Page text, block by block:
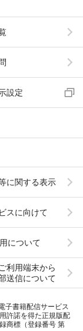
設定
に関する表示
スに向けて
について
利用端末から
送信について
子書籍配信サービス
許諾を得た正規版配
商標（登録番号 第